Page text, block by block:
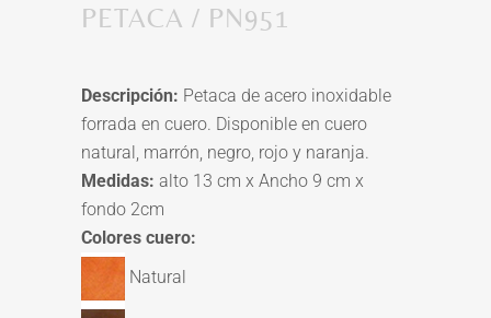
PETACA / PN951
Descripción: Petaca de acero inoxidable
forrada en cuero. Disponible en cuero
natural, marrón, negro, rojo y naranja.
Medidas: alto 13 cm x Ancho 9 cm x
fondo 2cm
Colores cuero:
Natural